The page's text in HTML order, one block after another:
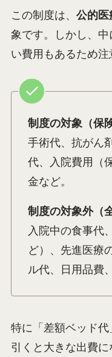
この制度は、 公的医
象です。しかし、
い費用もあるため注
制度の対象（保
手術代、抗がん
代、入院費用（
金など。
制度の対象外（
入院中の食事代
ど）、先進医療
ル代、日用品費
特に「差額ベッド
引くと大きな出費